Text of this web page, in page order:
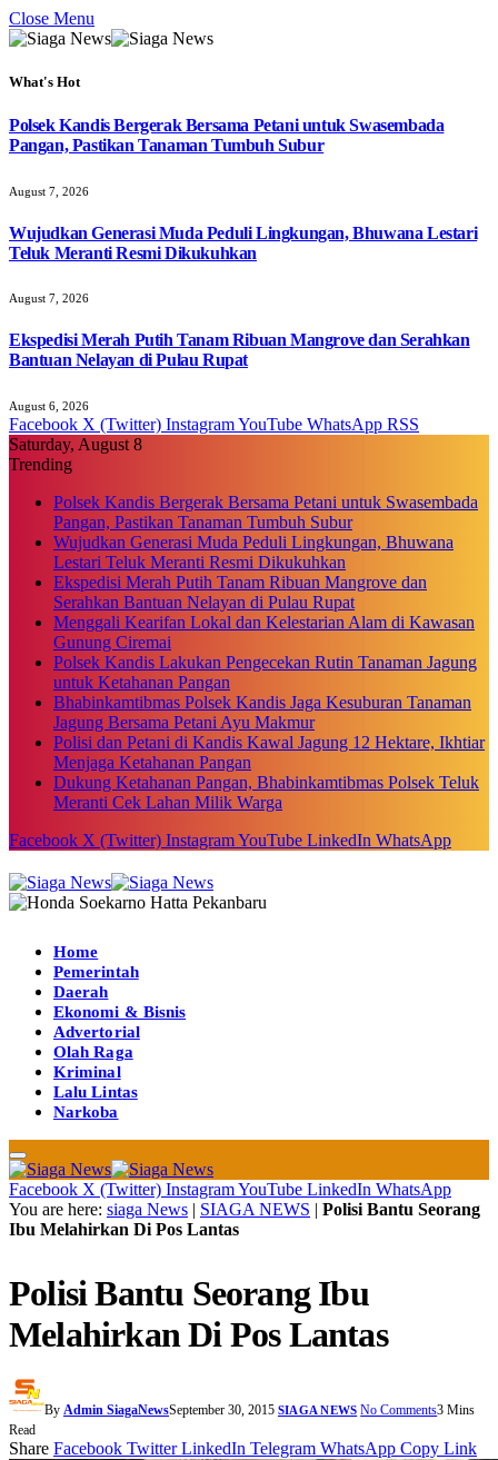
Close Menu
What's Hot
Polsek Kandis Bergerak Bersama Petani untuk Swasembada
Pangan, Pastikan Tanaman Tumbuh Subur
August 7, 2026
Wujudkan Generasi Muda Peduli Lingkungan, Bhuwana Lestari
Teluk Meranti Resmi Dikukuhkan
August 7, 2026
Ekspedisi Merah Putih Tanam Ribuan Mangrove dan Serahkan
Bantuan Nelayan di Pulau Rupat
August 6, 2026
Facebook X (Twitter) InstagramYouTube WhatsApp RSS
Saturday, August 8
Trending
Polsek Kandis Bergerak Bersama Petani untuk Swasembada
Pangan, Pastikan Tanaman Tumbuh Subur
Wujudkan Generasi Muda Peduli Lingkungan, Bhuwana
Lestari Teluk Meranti Resmi Dikukuhkan
Ekspedisi Merah Putih Tanam Ribuan Mangrove dan
Serahkan Bantuan Nelayan di Pulau Rupat
Menggali Kearifan Lokal dan Kelestarian Alam di Kawasan
Gunung Ciremai
Polsek Kandis Lakukan Pengecekan Rutin Tanaman Jagung
untuk Ketahanan Pangan
Bhabinkamtibmas Polsek Kandis Jaga Kesuburan Tanaman
Jagung Bersama Petani Ayu Makmur
Polisi dan Petani di Kandis Kawal Jagung 12 Hektare, Ikhtiar
Menjaga Ketahanan Pangan
Dukung Ketahanan Pangan, Bhabinkamtibmas Polsek Teluk
Meranti Cek Lahan Milik Warga
Facebook X (Twitter) InstagramYouTube LinkedIn WhatsApp
Home
Pemerintah
Daerah
Ekonomi & Bisnis
Advertorial
Olah Raga
Kriminal
Lalu Lintas
Narkoba
Facebook X (Twitter) InstagramYouTube LinkedIn WhatsApp
You are here: siaga News | SIAGA NEWS | Polisi Bantu Seorang
Ibu Melahirkan Di Pos Lantas
Polisi Bantu Seorang Ibu
Melahirkan Di Pos Lantas
By Admin SiagaNewsSeptember 30, 2015 SIAGA NEWS No Comments3 Mins
Read
Share Facebook Twitter LinkedIn Telegram WhatsApp Copy Link